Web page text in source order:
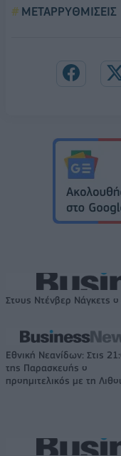
ΜΕΤΑΡΡΥΘΜΙΣΕΙΣ
Στους Ντένβερ Νάγκετς ο
Εθνική Νεανίδων: Στις
της Παρασκευής ο
προημιτελικός με τη